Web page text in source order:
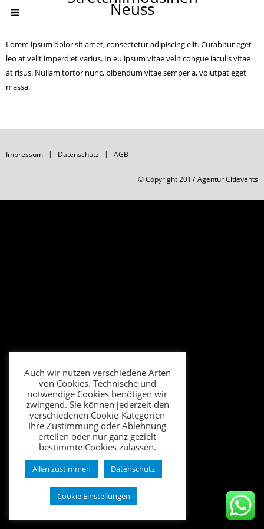
Neuss
Lorem ipsum dolor sit amet, consectetur adipiscing elit. Curabitur eget
leo at velit imperdiet varius. In eu ipsum vitae velit congue iaculis vitae
at risus. Nullam tortor nunc, bibendum vitae semper a, volutpat eget
massa.
Impressum Datenschutz AGB
© Copyright 2017 Agentur Citievents
Auch wir nutzen verschiedene Arten
von Cookies. Technische und
notwendige Cookies benötigen wir
zwingend. Sie können jederzeit den
verschiedenen Cookie-Kategorien
Ihre Zustimmung oder Ablehnung
erteilen oder nur ganz gezielt
bestimmte Cookies zulassen.
Allen zustimmen Datenschutz
Cookie Einstellungen